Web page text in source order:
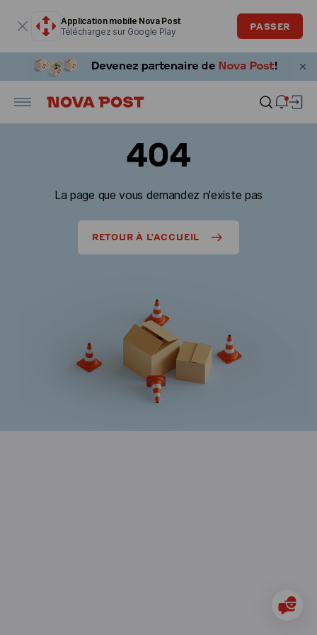
Application mobile Nova Post
Téléchargez sur Google Play
PASSER
404
La page que vous demandez n'existe pas
RETOUR À L'ACCUEIL